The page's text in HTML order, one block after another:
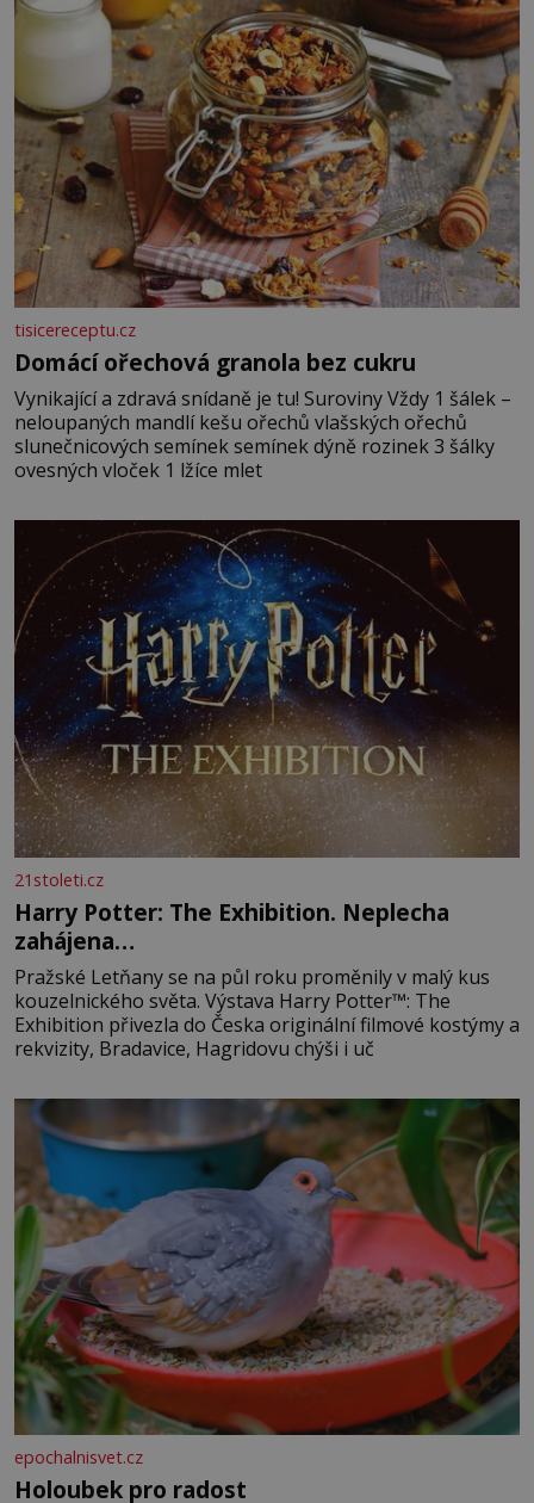
vmíchejte mascarpone, aby vznikl hladký
tisicereceptu.cz
Domácí ořechová granola bez cukru
Vynikající a zdravá snídaně je tu! Suroviny Vždy 1 šálek –
neloupaných mandlí kešu ořechů vlašských ořechů
slunečnicových semínek semínek dýně rozinek 3 šálky
ovesných vloček 1 lžíce mlet
21stoleti.cz
Harry Potter: The Exhibition. Neplecha
zahájena…
Pražské Letňany se na půl roku proměnily v malý kus
kouzelnického světa. Výstava Harry Potter™: The
Exhibition přivezla do Česka originální filmové kostýmy a
rekvizity, Bradavice, Hagridovu chýši i uč
epochalnisvet.cz
Holoubek pro radost